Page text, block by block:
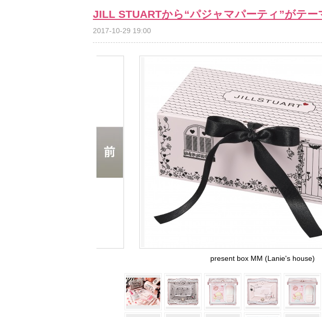
JILL STUARTから“パジャマパーティ”がテー
2017-10-29 19:00
present box MM (Lanie's house)